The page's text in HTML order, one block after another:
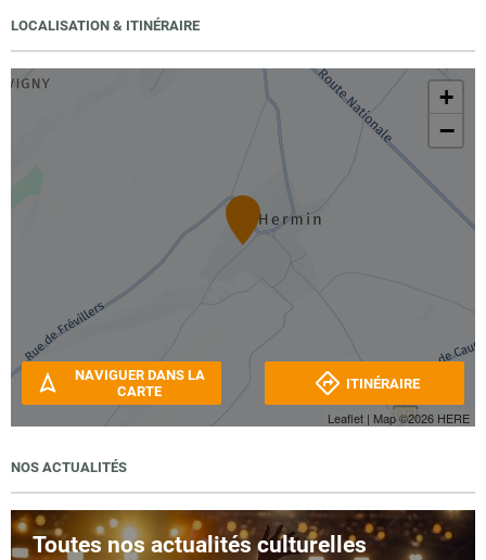
LOCALISATION & ITINÉRAIRE
+
−
Leaflet | Map ©2026 HERE
NAVIGUER DANS LA
CARTE
ITINÉRAIRE
NOS ACTUALITÉS
Toutes nos actualités culturelles